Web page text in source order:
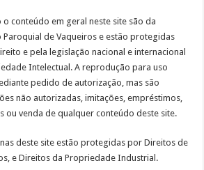
conteúdo em geral neste site são da
de Vaqueiros e estão protegidas
e pela legislação nacional e internacional
Intelectual. A reprodução para uso
pedido de autorização, mas são
não autorizadas, imitações, empréstimos,
ou venda de qualquer conteúdo deste site.
deste site estão protegidas por Direitos de
e Direitos da Propriedade Industrial.